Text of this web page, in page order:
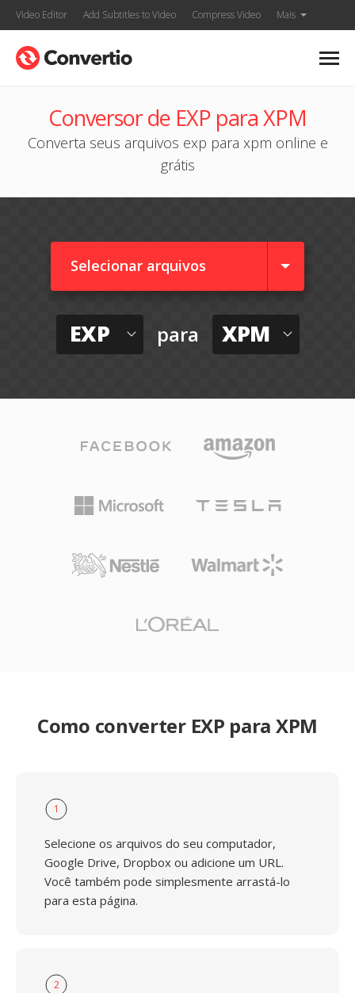
Video Editor Add Subtitles to Video Compress Video Mais
Conversor de EXP para XPM
Converta seus arquivos exp para xpm online e
grátis
Selecionar arquivos
EXP para XPM
Como converter EXP para XPM
1
Selecione os arquivos do seu computador,
Google Drive, Dropbox ou adicione um URL.
Você também pode simplesmente arrastá-lo
para esta página.
2